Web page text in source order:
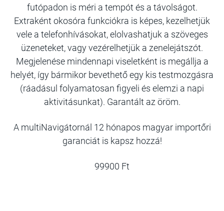
futópadon is méri a tempót és a távolságot.
Extraként okosóra funkciókra is képes, kezelhetjük
vele a telefonhívásokat, elolvashatjuk a szöveges
üzeneteket, vagy vezérelhetjük a zenelejátszót.
Megjelenése mindennapi viseletként is megállja a
helyét, így bármikor bevethető egy kis testmozgásra
(ráadásul folyamatosan figyeli és elemzi a napi
aktivitásunkat). Garantált az öröm.
A multiNavigátornál 12 hónapos magyar importőri
garanciát is kapsz hozzá!
99900 Ft